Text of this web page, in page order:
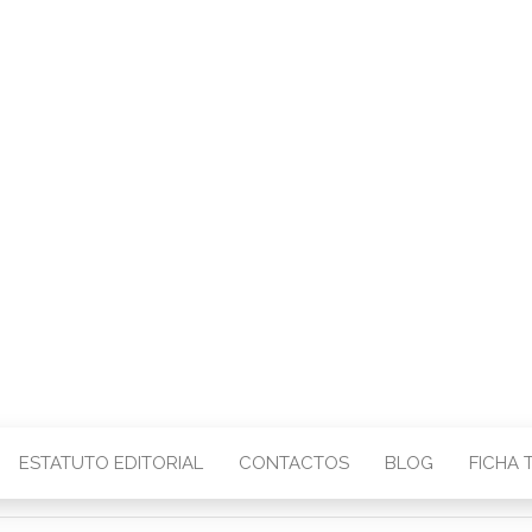
ESTATUTO EDITORIAL CONTACTOS BLOG FICHA